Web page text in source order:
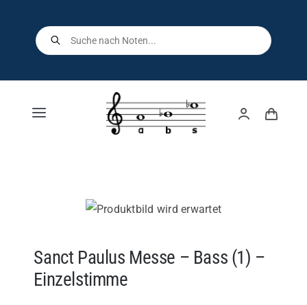
content
Products
search
Toggle
Kontakt
Sanct Paulus Messe – Bass (1) –
Einzelstimme